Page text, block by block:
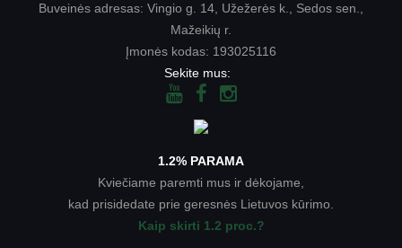
Buveinės adresas: Vingio g. 14, Užežerės k., Sedos sen.,
Mažeikių r.
Įmonės kodas: 193025116
Sekite mus:
1.2% PARAMA
Kviečiame paremti mus ir dėkojame,
kad prisidedate prie geresnės Lietuvos kūrimo.
Kaip skirti 1.2 proc.?